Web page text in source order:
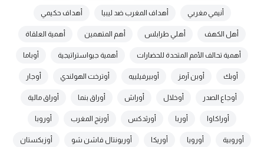
أنيمي مغربي أهداف المغرب ضد ليبيا أهداف حكيمي
أهل الكهف أهلي طرابلس أهم المتهمين أهمية العلقاة
أهمية تحالف الأمم المتحدة للحضارات أهمية جيواستراتيجية أوباما
أوبك أوبن آرمز أوبيرفيلييه أوترخت الهولندي أوجار
أوجاع الصدر أوخلال أوراش أوراق بنما أوراق مالية
أوراكاوا أوربا أورثدكس أورنج المغرب أوروبا
أوروبية أورويا أوريكا أوريونتال فاشن شو أوزبكستان